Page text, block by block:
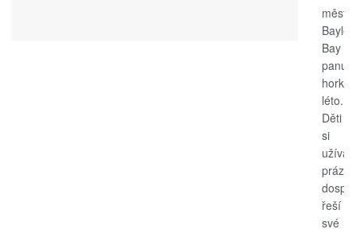
Bay
panuje
horké
léto.
Děti
si
užívají
řeší
své